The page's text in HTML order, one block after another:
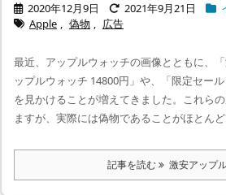
2020年12月9日 2021年9月21日
Apple , 偽物 , 広告
最近、アップルウォッチの画像とともに、
ップルウォッチ 14800円」や、「限定セー
を見かけることが増えてきました。これら
ますが、実際には偽物であることがほとん
記事を読む 激安アップ